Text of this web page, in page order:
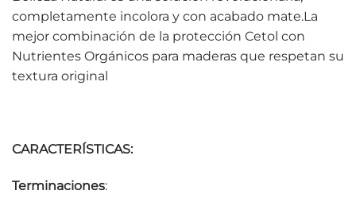
completamente incolora y con acabado mate.La
mejor combinación de la protección Cetol con
Nutrientes Orgánicos para maderas que respetan su
textura original
CARACTERÍSTICAS:
Terminaciones: